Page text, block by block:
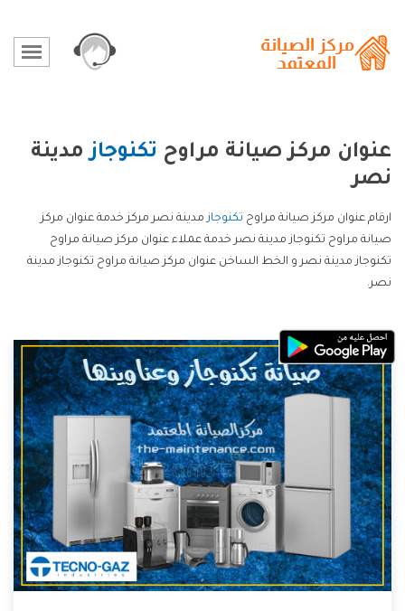
عنوان مركز صيانة مراوح تكنوجازمدينة
نصر
ارقام عنوان مركز صيانة مراوح تكنوجازمدينة نصر مركز خدمة عنوان مركز
صيانة مراوح تكنوجاز مدينة نصر خدمة عملاء عنوان مركز صيانة مراوح
تكنوجاز مدينة نصر و الخط الساخن عنوان مركز صيانة مراوح تكنوجاز مدينة
نصر.